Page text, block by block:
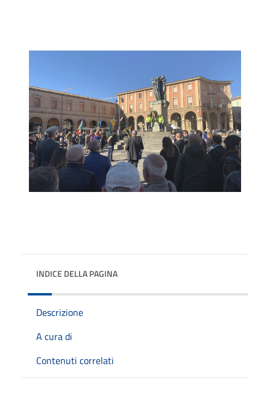
INDICE DELLA PAGINA
Descrizione
A cura di
Contenuti correlati